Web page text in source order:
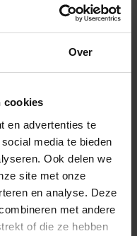
Over
cookies
en advertenties te
media te bieden
Ook delen we
site met onze
en analyse. Deze
met andere
of die ze hebben